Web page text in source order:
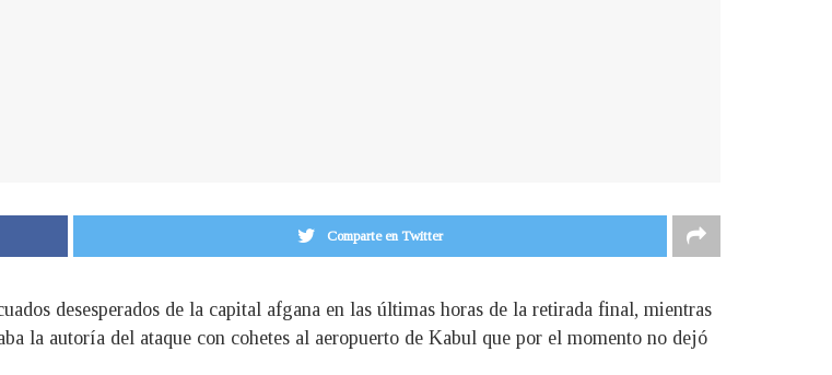
Comparte en Twitter
desesperados de la capital afgana en las últimas horas de la retirada final, mientras
la autoría del ataque con cohetes al aeropuerto de Kabul que por el momento no dejó